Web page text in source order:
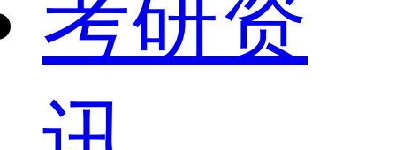
考研资